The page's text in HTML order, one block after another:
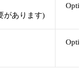
があります)